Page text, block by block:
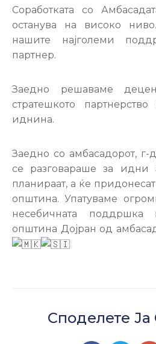
Настани
Соработката со
останува на високо
нашите најголеми
партнер.
Заедно решаваме
стратешкото
иднина.
Заедно со амбасадорот,
се разговараше за идни
планираат, а ќе
општина. Упатуваме
несебичната
општина Дојран од
Споделете Ја